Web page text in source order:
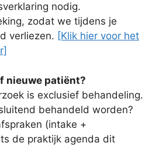
nodig.
zodat we tijdens je
verliezen. [Klik hier voor het
nieuwe patiënt?
is exclusief behandeling.
behandeld worden?
(intake +
de praktijk agenda dit